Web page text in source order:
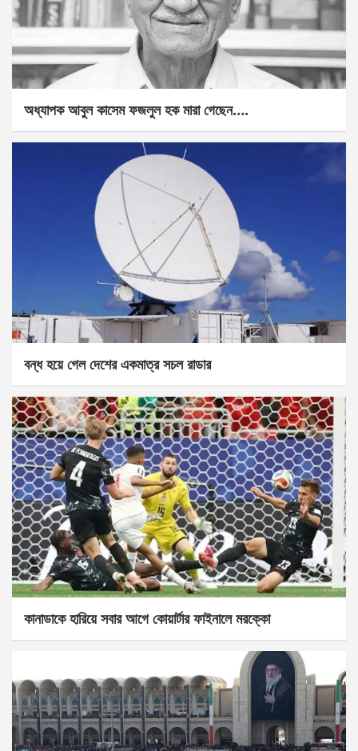
অধ্যাপক আবুল কাসেম ফজলুল হক মারা গেছেন….
বন্ধ হয়ে গেল দেশের একমাত্র সচল রাডার
কানাডাকে হারিয়ে সবার আগে কোয়ার্টার ফাইনালে মরক্কো